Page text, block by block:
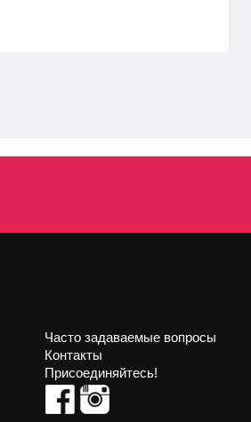
Часто задаваемые вопросы
Контакты
Присоединяйтесь!